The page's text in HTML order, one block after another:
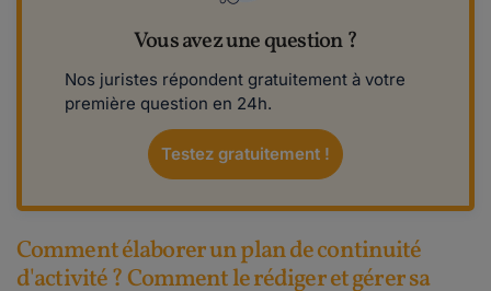
Vous avez une question ?
Nos juristes répondent gratuitement à votre
première question en 24h.
Testez gratuitement !
Comment élaborer un plan de continuité
d'activité ? Comment le rédiger et gérer sa